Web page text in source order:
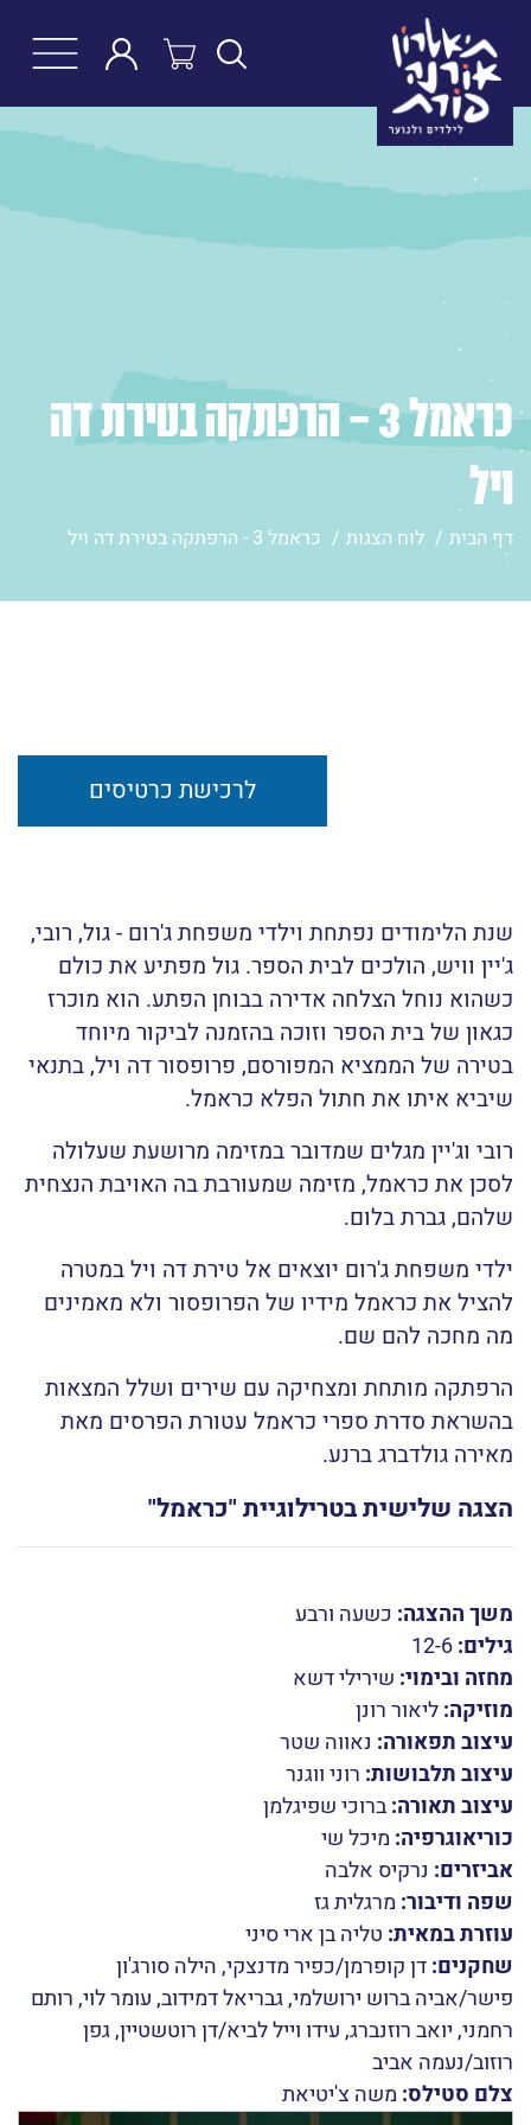
כראמל 3 - הרפתקה בטירת דה
ויל
דף הבית לוח הצגות כראמל 3 - הרפתקה בטירת דה ויל
לרכישת כרטיסים
שנת הלימודים נפתחת וילדי משפחת ג'רום - גול, רובי,
ג'יין וויש, הולכים לבית הספר. גול מפתיע את כולם
כשהוא נוחל הצלחה אדירה בבוחן הפתע. הוא מוכרז
כגאון של בית הספר וזוכה בהזמנה לביקור מיוחד
בטירה של הממציא המפורסם, פרופסור דה ויל, בתנאי
שיביא איתו את חתול הפלא כראמל.
רובי וג'יין מגלים שמדובר במזימה מרושעת שעלולה
לסכן את כראמל, מזימה שמעורבת בה האויבת הנצחית
שלהם, גברת בלום.
ילדי משפחת ג'רום יוצאים אל טירת דה ויל במטרה
להציל את כראמל מידיו של הפרופסור ולא מאמינים
מה מחכה להם שם.
הרפתקה מותחת ומצחיקה עם שירים ושלל המצאות
בהשראת סדרת ספרי כראמל עטורת הפרסים מאת
מאירה גולדברג ברנע.
הצגה שלישית בטרילוגיית "כראמל"
משך ההצגה: כשעה ורבע
גילים:12-6
מחזה ובימוי: שירילי דשא
מוזיקה:ליאור רונן
עיצוב תפאורה: נאווה שטר
עיצוב תלבושות: רוני ווגנר
עיצוב תאורה:ברוכי שפיגלמן
כוריאוגרפיה: מיכל שי
אביזרים: נרקיס אלבה
שפה ודיבור: מרגלית גז
עוזרת במאית: טליה בן ארי סיני
שחקנים:דן קופרמן/כפיר מדנצקי, הילה סורג'ון
פישר/אביה ברוש ירושלמי, גבריאל דמידוב, עומר לוי, רותם
רחמני, יואב רוזנברג, עידו וייל לביא/דן רוטשטיין, גפן
רוזוב/נעמה אביב
צלם סטילס: משה צ'יטיאת